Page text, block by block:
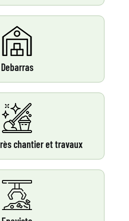
Debarras
chantier et travaux